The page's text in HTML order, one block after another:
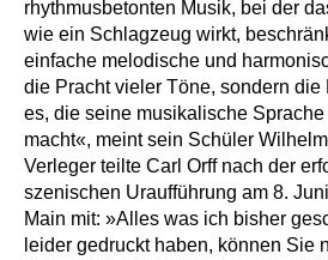
rhythmusbetonten Musik, bei der
wie ein Schlagzeug wirkt,
einfache melodische und
die Pracht vieler Töne, sondern die
es, die seine musikalische
macht«, meint sein Schüler
Verleger teilte Carl Orff nach der
szenischen Uraufführung am 8.
Main mit: »Alles was ich bisher
leider gedruckt haben, können Sie